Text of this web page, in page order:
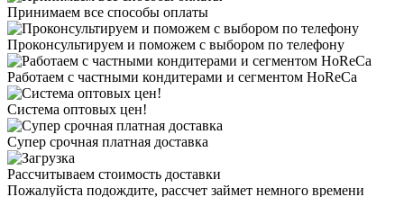
Принимаем все способы оплаты
Проконсультируем и поможем с выбором по телефону
Работаем с частными кондитерами и сегментом HoReCa
Система оптовых цен!
Супер срочная платная доставка
Рассчитываем стоимость доставки
Пожалуйста подождите, рассчет займет немного времени